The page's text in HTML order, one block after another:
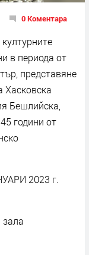
0 Коментара
в периода от
представяне
Хасковска
Бешлийска,
години от
2023 г.